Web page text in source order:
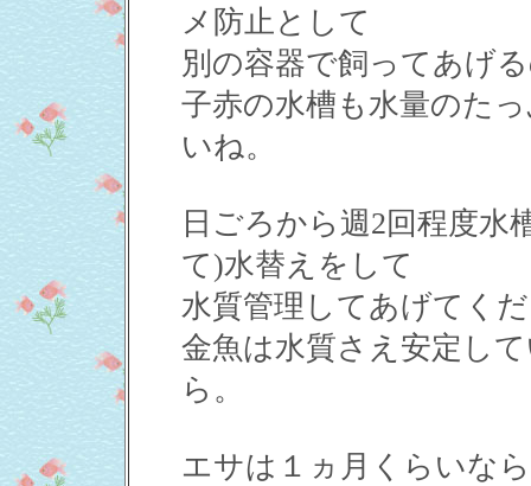
メ防止として
別の容器で飼ってあげ
子赤の水槽も水量のた
いね。
日ごろから週2回程度水
て)水替えをして
水質管理してあげてく
金魚は水質さえ安定し
ら。
エサは１ヵ月くらいな